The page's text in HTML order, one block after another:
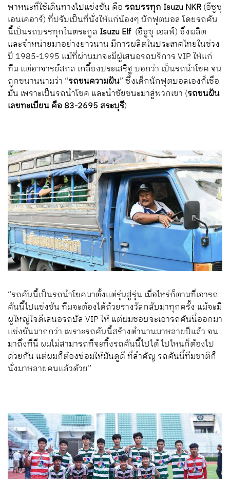
พาหนะที่ใช้เดินทางไปแข่งขัน คือ รถบรรทุก Isuzu NKR(อีซูซุ
เอนเคอาร์) ที่ปรับเป็นที่นั่งให้แก่น้องๆ นักฟุตบอล โดยรถคัน
นี้เป็นรถบรรทุกในตระกูล Isuzu Elf (อีซูซุ เอลฟ์) ซึ่งผลิต
และจำหน่ายมาอย่างยาวนาน มีการผลิตในประเทศไทยในช่วง
ปี 1985-1995 แม้ที่ผ่านมาจะมีผู้เสนอรถบริการ VIP ให้แก่
ทีม แต่อาจารย์สกล เกลี้ยงประเสริฐ บอกว่า เป็นรถนำโชค จน
ถูกขนานนามว่า “รถขนความฝัน” ซึ่งเด็กนักฟุตบอลเองก็เชื่อ
มั่น เพราะเป็นรถนำโชค และนำชัยชนะมาสู่พวกเขา (รถขนฝัน
เลขทะเบียน คือ 83-2695 สระบุรี)
“รถคันนี้เป็นรถนำโชคมาตั้งแต่รุ่นสู่รุ่น เมื่อไหร่ก็ตามที่เอารถ
คันนี้ไปแข่งขัน ทีมจะต้องได้ถ้วยรางวัลกลับมาทุกครั้ง แม้จะมี
ผู้ใหญ่ใจดีเสนอรถบัส VIP ให้ แต่ผมชอบจะเอารถคันนี้ออกมา
แข่งขันมากกว่า เพราะรถคันนี้สร้างตำนานมาหลายปีแล้ว จน
มาถึงที่นี่ ผมไม่สามารถที่จะทิ้งรถคันนี้ไปได้ ไปไหนก็ต้องไป
ด้วยกัน แต่ผมก็ต้องซ่อมให้มันดูดี ที่สำคัญ รถคันนี้ทีมชาติก็
นั่งมาหลายคนแล้วด้วย”